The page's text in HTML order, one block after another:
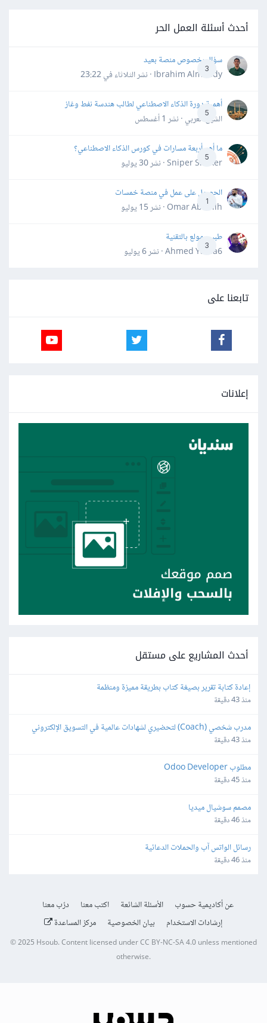
أحدث أسئلة العمل الحر
3
سؤال بخصوص منصة بعيد
Ibrahim Almahdy · نشر
الثلاثاء في 23:22
5
أهمية دورة الذكاء الاصطناعي لطالب هندسة نفط وغاز
الشيخ العربي · نشر 1 أغسطس
5
ما أهم أربعة مسارات في كورس الذكاء الاصطناعي؟
Sniper Shaker · نشر
30 يوليو
1
الحصول على عمل في منصة خمسات
Omar Abdallh · نشر
15 يوليو
3
طبيب مولع بالتقنية
Ahmed Yahia6 · نشر
6 يوليو
تابعنا على
إعلانات
أحدث المشاريع على مستقل
إعادة كتابة تقرير بصيغة كتاب بطريقة مميزة ومنظمة
منذ 43 دقيقة
مدرب شخصي (Coach) لتحضيري لشهادات عالمية في التسويق الإلكتروني
منذ 43 دقيقة
مطلوب Odoo Developer
منذ 45 دقيقة
مصمم سوشيال ميديا
منذ 46 دقيقة
رسائل الواتس آب والحملات الدعائية
منذ 46 دقيقة
عن أكاديمية حسوب الأسئلة الشائعة اكتب معنا
درّب معنا
إرشادات الاستخدام
بيان الخصوصية مركز المساعدة
© 2025 Hsoub.Content licensed underCC BY-NC-SA 4.0unless mentioned
otherwise.